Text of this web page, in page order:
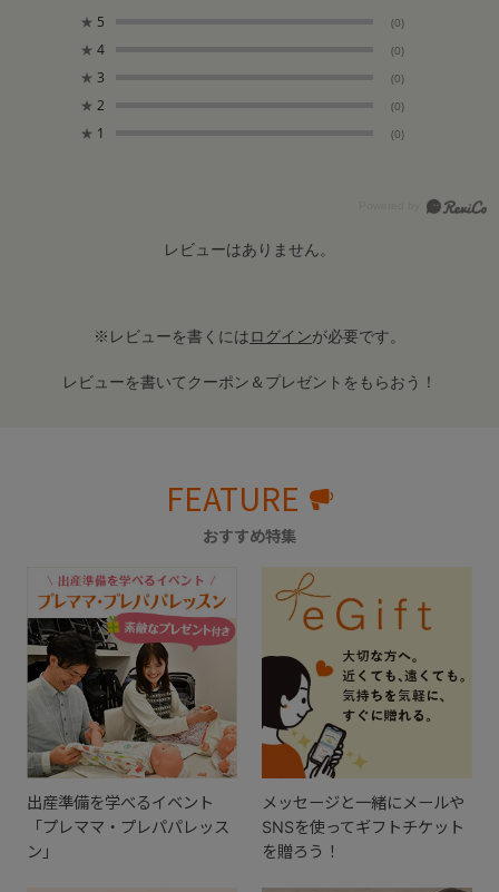
★ 5 (0)
★ 4 (0)
★ 3 (0)
★ 2 (0)
★ 1 (0)
レビューはありません。
※レビューを書くにはログインが必要です。
レビューを書いてクーポン＆プレゼントをもらおう！
FEATURE
おすすめ特集
出産準備を学べるイベント
「プレママ・プレパパレッス
ン」
メッセージと一緒にメールや
SNSを使ってギフトチケット
を贈ろう！